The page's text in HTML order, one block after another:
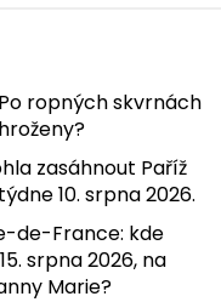
ropných skvrnách
zasáhnout Paříž
10. srpna 2026.
de-France: kde
srpna 2026, na
Marie?